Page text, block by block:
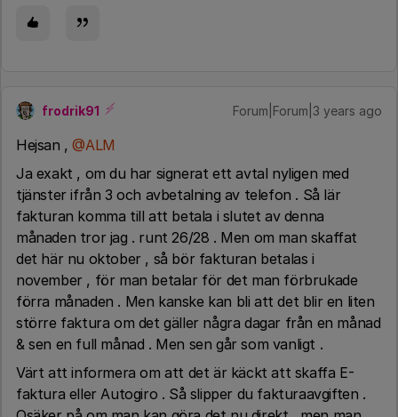
frodrik91 Forum|Forum|3 years ago
Hejsan ,@ALM
Ja exakt , om du har signerat ett avtal nyligen med
tjänster ifrån 3 och avbetalning av telefon . Så lär
fakturan komma till att betala i slutet av denna
månaden tror jag . runt 26/28 . Men om man skaffat
det här nu oktober , så bör fakturan betalas i
november , för man betalar för det man förbrukade
förra månaden . Men kanske kan bli att det blir en liten
större faktura om det gäller några dagar från en månad
& sen en full månad . Men sen går som vanligt .
Värt att informera om att det är käckt att skaffa E-
faktura eller Autogiro . Så slipper du fakturaavgiften .